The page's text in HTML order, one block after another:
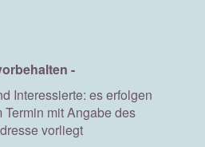
vorbehalten -
Interessierte: es erfolgen
mit Angabe des
vorliegt